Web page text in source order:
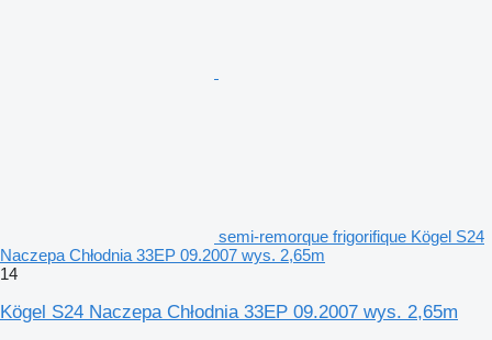
semi-remorque frigorifique Kögel S24
Naczepa Chłodnia 33EP 09.2007 wys. 2,65m
14
Kögel S24 Naczepa Chłodnia 33EP 09.2007 wys. 2,65m